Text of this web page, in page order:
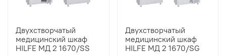
Двухстворчатый
медицинский шкаф
HILFE МД 2 1670/SS
Двухстворчатый
медицинский шкаф
HILFE МД 2 1670/SG